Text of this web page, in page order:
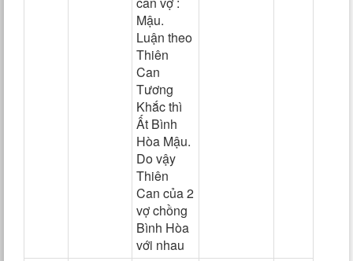
Mậu.
Luận theo
Thiên
Can
Tương
Khắc thì
Ất Bình
Hòa Mậu.
Do vậy
Thiên
Can của 2
vợ chồng
Bình Hòa
với nhau